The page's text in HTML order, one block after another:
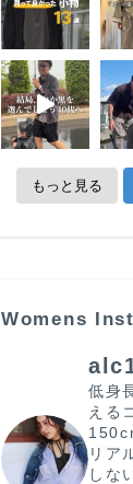
もっと見る
Womens
低身
える
リア
しな